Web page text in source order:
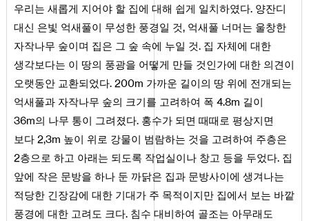
우리는 새롭게 지어야 할 집에 대해 쉽게 일치하였다. 양잔디
대신 은빛 억새풀이 무성한 풍경일 것, 억새풀 너머는 울창한
자작나무 숲이며 집은 그 숲 속에 누일 것. 집 자체에 대한
생각보다는 이 땅의 풍광을 어떻게 만들 것인가에 대한 의견이
오랫동안 교환되었다. 200m 가까운 길이의 땅 위에 전개되는
억새풀과 자작나무 숲의 크기를 고려하여 폭 4.8m 길이
36m의 나무 통이 그려졌다. 홍수가 되면 때때로 평상지면
보다 2,3m 높이 위로 강물이 범람하는 것을 고려하여 주층은
2층으로 하고 아래는 되도록 작업실이나 창고 등을 두었다. 집
앞에 작은 문방을 하나 둔 까닭은 집과 문방사이에 생겨나는
적당한 긴장감에 대한 기대가 주 목적이지만 집에서 보는 바깥
풍경에 대한 고려도 크다. 침수 대비하여 골조는 아무래도